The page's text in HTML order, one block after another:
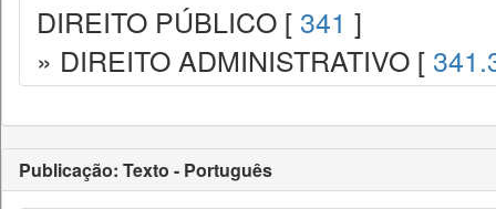
DIREITO PÚBLICO [ 341 ]
» DIREITO ADMINISTRATIVO [
Publicação: Texto - Português